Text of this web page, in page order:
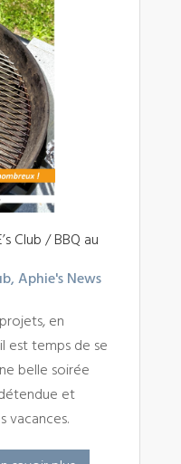
Club / BBQ au
,Aphie's News
en
est temps de se
belle soirée
et
vacances.